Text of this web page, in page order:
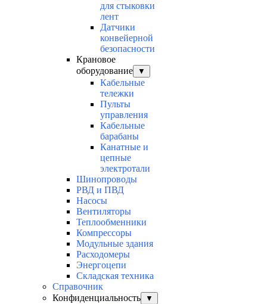
для стыковки
лент
Датчики
конвейерной
безопасности
Крановое
оборудование
▼
Кабельные
тележки
Пульты
управления
Кабельные
барабаны
Канатные и
цепные
электротали
Шинопроводы
РВД и ПВД
Насосы
Вентиляторы
Теплообменники
Компрессоры
Модульные здания
Расходомеры
Энергоцепи
Складская техника
Справочник
Конфиденциальность
▼